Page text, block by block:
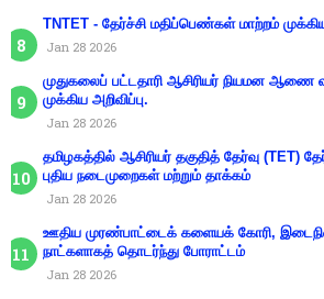
TNTET - தேர்ச்சி மதிப்பெண்கள் மாற்றம் முக்கிய
Jan 28 2026
முதுகலைப் பட்டதாரி ஆசிரியர் நியமன ஆணை
முக்கிய அறிவிப்பு.
Jan 28 2026
தமிழகத்தில் ஆசிரியர் தகுதித் தேர்வு (TET)
புதிய நடைமுறைகள் மற்றும் தாக்கம்
Jan 28 2026
ஊதிய முரண்பாட்டைக் களையக் கோரி,
நாட்களாகத் தொடர்ந்து போராட்டம்
Jan 28 2026